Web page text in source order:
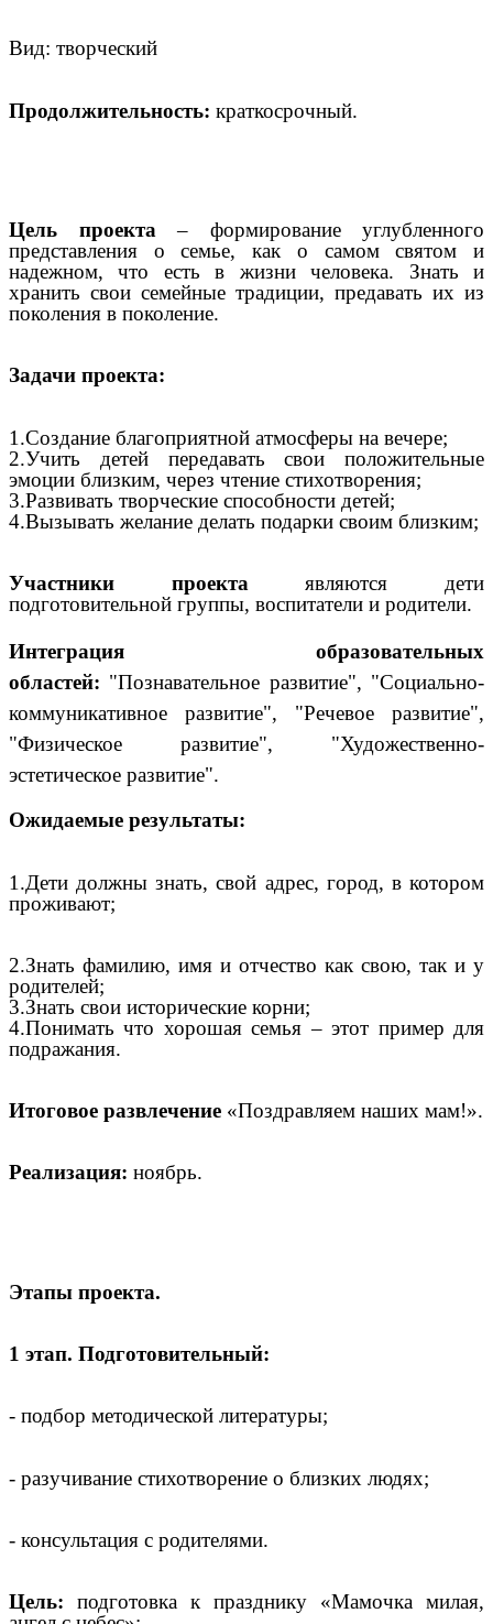
Вид: творческий
Продолжительность: краткосрочный.
Цель проекта – формирование углубленного
представления о семье, как о самом святом и
надежном, что есть в жизни человека. Знать и
хранить свои семейные традиции, предавать их из
поколения в поколение.
Задачи проекта:
1.Создание благоприятной атмосферы на вечере;
2.Учить детей передавать свои положительные
эмоции близким, через чтение стихотворения;
3.Развивать творческие способности детей;
4.Вызывать желание делать подарки своим близким;
Участники проекта являются дети
подготовительной группы, воспитатели и родители.
Интеграция образовательных
областей: "Познавательное развитие", "Социально-
коммуникативное развитие", "Речевое развитие",
"Физическое развитие", "Художественно-
эстетическое развитие".
Ожидаемые результаты:
1.Дети должны знать, свой адрес, город, в котором
проживают;
2.Знать фамилию, имя и отчество как свою, так и у
родителей;
3.Знать свои исторические корни;
4.Понимать что хорошая семья – этот пример для
подражания.
Итоговое развлечение «Поздравляем наших мам!».
Реализация: ноябрь.
Этапы проекта.
1 этап. Подготовительный:
- подбор методической литературы;
- разучивание стихотворение о близких людях;
- консультация с родителями.
Цель: подготовка к празднику «Мамочка милая,